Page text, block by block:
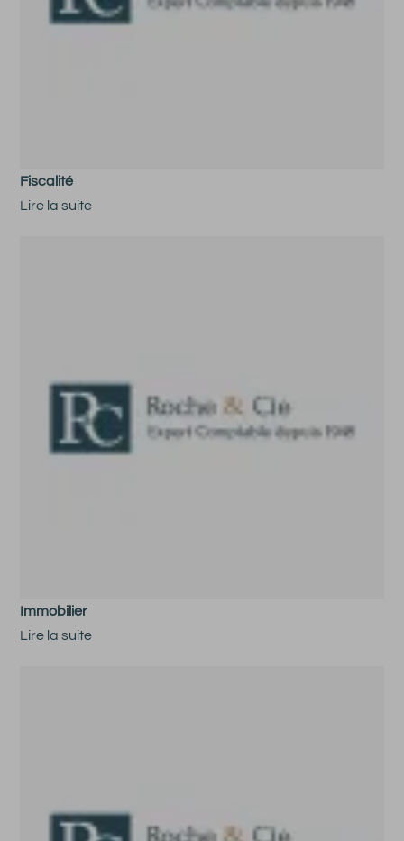
Fiscalité
Lire la suite
Immobilier
Lire la suite